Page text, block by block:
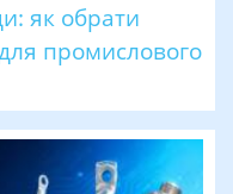
як обрати
промислового